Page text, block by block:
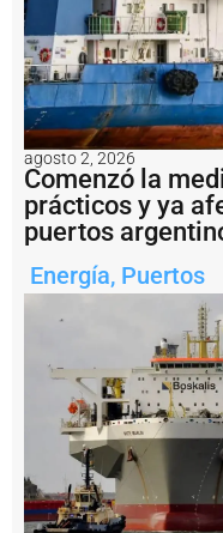
X
i
a
n
g
2
E
n
i
m
g
e
li
z
ó
agosto 2, 2026
Comenzó la
prácticos y ya
puertos
Energía, Puertos